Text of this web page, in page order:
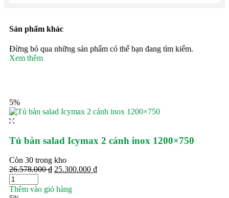
Sản phẩm khác
Đừng bỏ qua những sản phẩm có thể bạn đang tìm kiếm.
Xem thêm
5%
Tủ bàn salad Icymax 2 cánh inox 1200×750
Còn 30 trong kho
26.578.000₫ 25.300.000 ₫
Thêm vào giỏ hàng